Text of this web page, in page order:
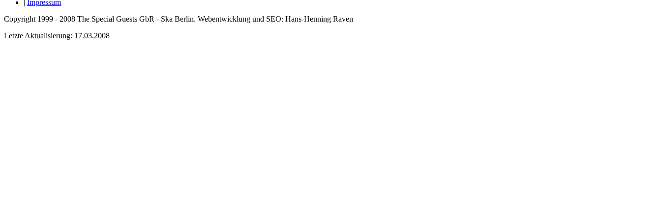
| Impressum
Copyright 1999 - 2008 The Special Guests GbR - Ska Berlin. Webentwicklung und SEO: Hans-Henning Raven
Letzte Aktualisierung: 17.03.2008